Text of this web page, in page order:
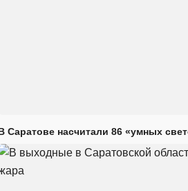
Саратове насчитали 86 «умных